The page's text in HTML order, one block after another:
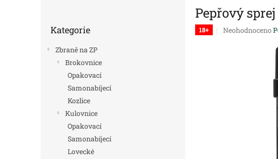
kategorie
Kategorie
Zbraně na ZP
Brokovnice
Opakovací
Samonabíjecí
Kozlice
Kulovnice
Opakovací
Samonabíjecí
Lovecké
Pepřový sprej
18+
Průměrné
Neohodnoceno